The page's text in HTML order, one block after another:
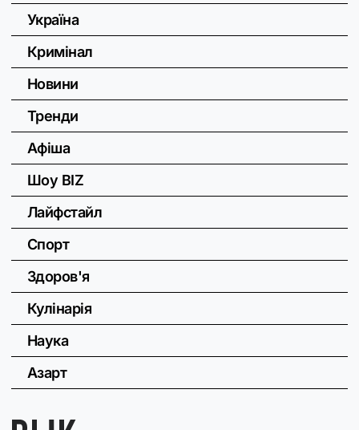
Україна
Кримінал
Новини
Тренди
Афіша
Шоу BIZ
Лайфстайл
Спорт
Здоров'я
Кулінарія
Наука
Азарт